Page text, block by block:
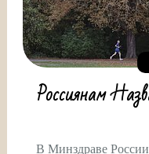
Россиянам
В Минздраве России